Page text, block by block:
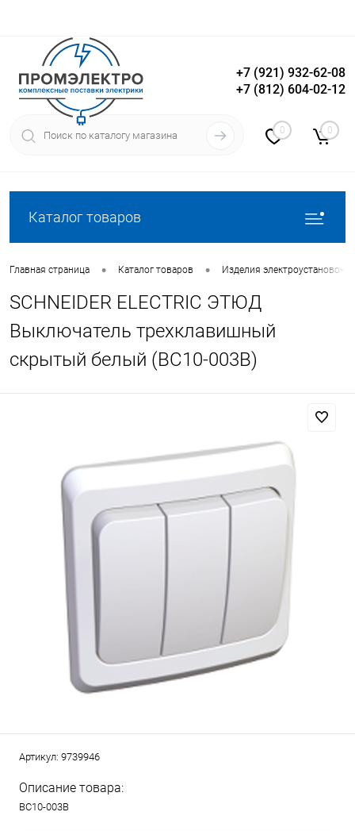
Вход Регистрация
+7 (921) 932-62-08
+7 (812) 604-02-12
0 0
Каталог товаров
Главная страница • Каталог товаров • Изделия
SCHNEIDER ELECTRIC ЭТЮД
Выключатель трехклавишный
скрытый белый (BC10-003B)
Артикул: 9739946
Описание товара:
BC10-003B